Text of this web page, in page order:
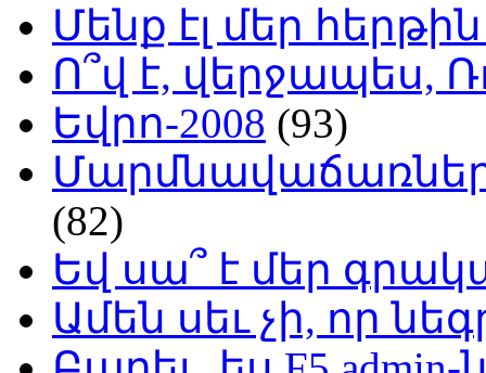
Մենք էլ մեր
Ո՞վ է, վերջապես,
Եվրո-2008 (93)
Մարմնավաճառներ
(82)
Եվ սա՞ է մեր
Ամեն սեւ չի, որ